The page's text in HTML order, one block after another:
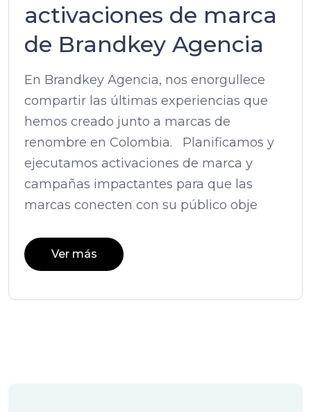
activaciones de marca
de Brandkey Agencia
En Brandkey Agencia, nos enorgullece
compartir las últimas experiencias que
hemos creado junto a marcas de
renombre en Colombia. Planificamos y
ejecutamos activaciones de marca y
campañas impactantes para que las
marcas conecten con su público obje
Ver más